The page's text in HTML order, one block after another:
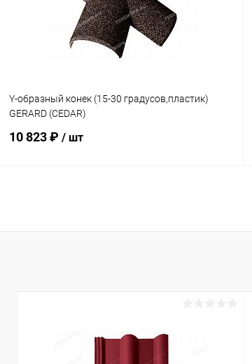
Под заказ
Y-образный конек (15-30 градусов,пластик)
GERARD (CEDAR)
10 823 ₽ / шт
Купить в 1 клик Сравнение